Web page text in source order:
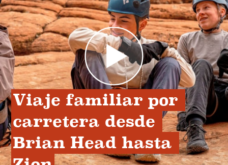
Viaje familiar por
carretera desde
Brian Head hasta